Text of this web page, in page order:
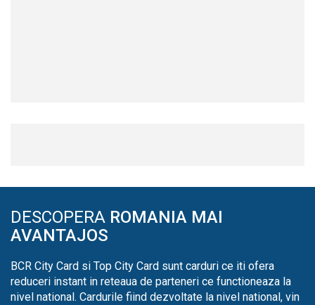
DESCOPERA ROMANIA MAI
AVANTAJOS
BCR City Card si Top City Card sunt carduri ce iti ofera
reduceri instant in reteaua de parteneri ce functioneaza la
nivel national. Cardurile fiind dezvoltate la nivel national, vin